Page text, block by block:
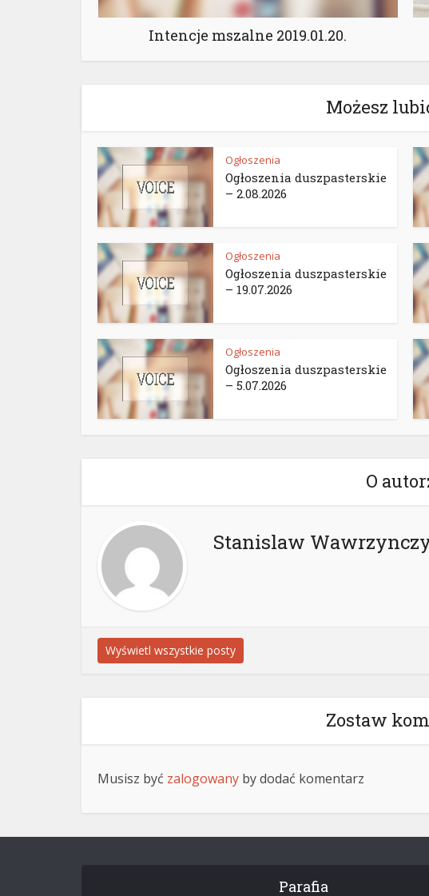
Intencje mszalne 2019.01.20.
Możesz
Ogłoszenia
Ogłoszenia duszpasterskie
– 2.08.2026
Ogłoszenia
Ogłoszenia duszpasterskie
– 19.07.2026
Ogłoszenia
Ogłoszenia duszpasterskie
– 5.07.2026
O
Stanislaw
Wyświetl wszystkie posty
Zostaw
Musisz być zalogowany by dodać komentarz
Parafia